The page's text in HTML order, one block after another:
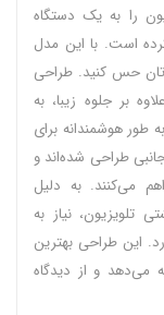
را به یک دستگاه
است. با این مدل
حس کنید. طراحی
پایه‌های دو شاخه‌ای در تلویزیون شارپ EK2X علاوه بر جلوه زیبا، به
طور هوشمندانه برای
طراحی شده‌اند و
می‌کنند. به دلیل
تلویزیون، نیاز به
این طراحی بهترین
می‌دهد و از دیدگاه